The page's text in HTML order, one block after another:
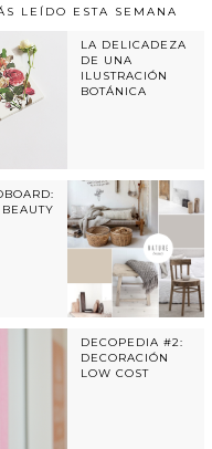
LEÍDO ESTA SEMANA
LA DELICADEZA
DE UNA
ILUSTRACIÓN
BOTÁNICA
DECOPEDIA #2:
DECORACIÓN
LOW COST